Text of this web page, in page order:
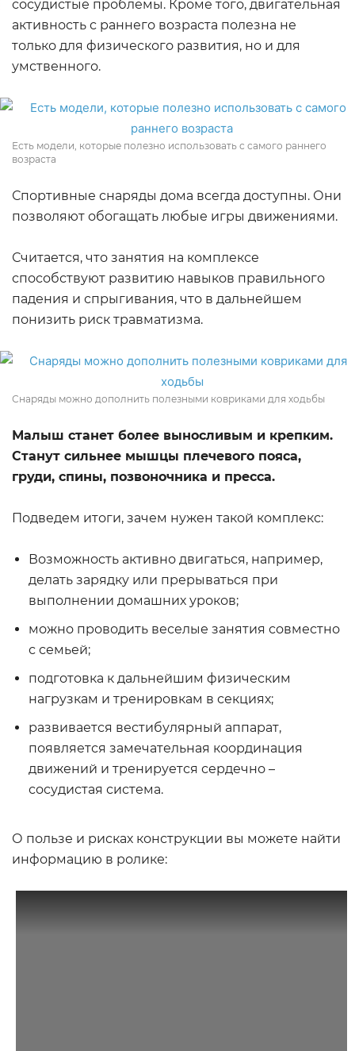
сосудистые проблемы. Кроме того, двигательная
активность с раннего возраста полезна не
только для физического развития, но и для
умственного.
Есть модели, которые полезно использовать с самого раннего
возраста
Спортивные снаряды дома всегда доступны. Они
позволяют обогащать любые игры движениями.
Считается, что занятия на комплексе
способствуют развитию навыков правильного
падения и спрыгивания, что в дальнейшем
понизить риск травматизма.
Снаряды можно дополнить полезными ковриками для ходьбы
Малыш станет более выносливым и крепким.
Станут сильнее мышцы плечевого пояса,
груди, спины, позвоночника и пресса.
Подведем итоги, зачем нужен такой комплекс:
Возможность активно двигаться, например,
делать зарядку или прерываться при
выполнении домашних уроков;
можно проводить веселые занятия совместно
с семьей;
подготовка к дальнейшим физическим
нагрузкам и тренировкам в секциях;
развивается вестибулярный аппарат,
появляется замечательная координация
движений и тренируется сердечно –
сосудистая система.
О пользе и рисках конструкции вы можете найти
информацию в ролике: